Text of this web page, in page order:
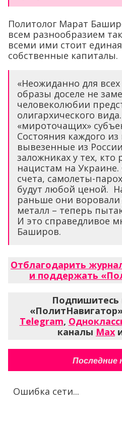
Политолог Марат
всем разнообразием
всеми ими стоит
собственные капиталы.
«Неожиданно для
образы доселе не
человеколюбии
олигархического
«мироточащих»
Состояния каждого
вывезенные из
заложниках у тех, кто
нацистам на Украине.
счета, самолеты-
будут любой ценой.
раньше они воровали
металл – теперь
И это справедливое
Баширов.
Отблагодарить
и поддержать
Подпишитесь
Telegram,
каналы Max
Последние
Ошибка сети...